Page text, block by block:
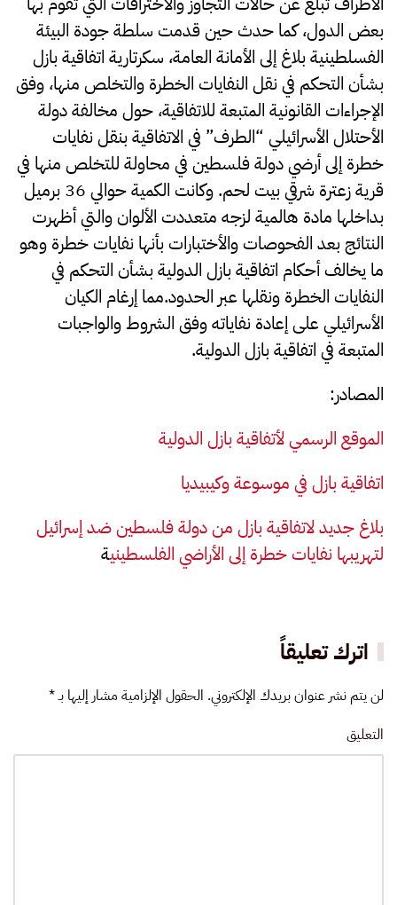
بعض الدول، كما حدث حين قدمت سلطة جودة البيئة
الفسلطينية بلاغ إلى الأمانة العامة، سكرتارية اتفاقية بازل
بشأن التحكم في نقل النفايات الخطرة والتخلص منها، وفق
الإجراءات القانونية المتبعة للاتفاقية، حول مخالفة دولة
الأحتلال الأسرائيلي “الطرف” في الاتفاقية بنقل نفايات
خطرة إلى أرضي دولة فلسطين في محاولة للتخلص منها في
قرية زعترة شرقي بيت لحم. وكانت الكمية حوالي 36 برميل
بداخلها مادة هالمية لزجه متعددت الألوان والتي أظهرت
النتائج بعد الفحوصات والأختبارات بأنها نفايات خطرة وهو
ما يخالف أحكام اتفاقية بازل الدولية بشأن التحكم في
النفايات الخطرة ونقلها عبر الحدود.مما إرغام الكيان
الأسرائيلي على إعادة نفاياته وفق الشروط والواجبات
المتبعة في اتفاقية بازل الدولية.
المصادر:
الموقع الرسمي لأتفاقية بازل الدولية
اتفاقية بازل في موسوعة وكيبيديا
بلاغ جديد لاتفاقية بازل من دولة فلسطين ضد إسرائيل
لتهريبها نفايات خطرة إلى الأراضي الفلسطينية
اترك تعليقاً
لن يتم نشر عنوان بريدك الإلكتروني. الحقول الإلزامية مشار إليها بـ*
التعليق